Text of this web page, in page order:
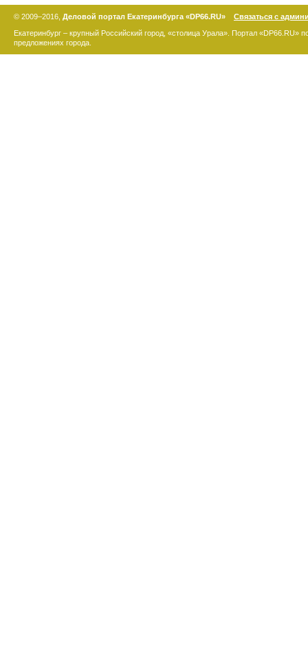
© 2009–2016, Деловой портал Екатеринбурга «DP66.RU»
Связаться с
Екатеринбург – крупный Российский город, «столица Урала». Портал «DP66.RU»
предложениях города.